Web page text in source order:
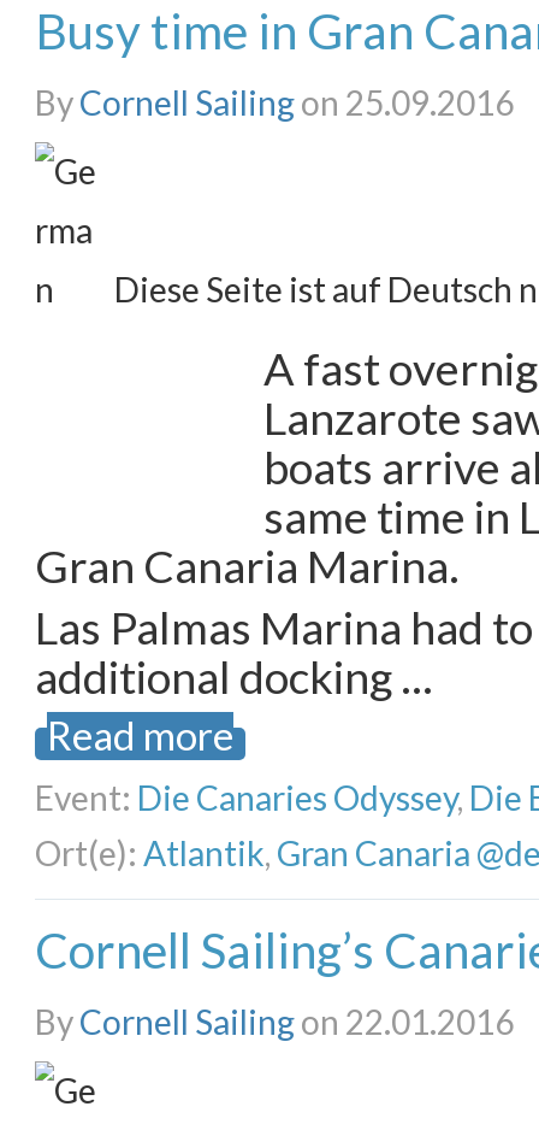
Busy time in Gran
ByCornell Sailingon 25.09.2016
Diese Seite ist auf Deutsch
A fast
Lanzarote
boats arrive
same time in
Gran Canaria Marina.
Las Palmas Marina had
additional docking …
Read more
Event: Die Canaries Odyssey, Die
Ort(e): Atlantik, Gran Canaria
Cornell Sailing’s
ByCornell Sailingon 22.01.2016